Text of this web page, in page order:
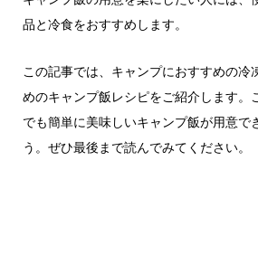
品と冷食をおすすめします。
この記事では、キャンプにおすすめの冷
めのキャンプ飯レシピをご紹介します。
でも簡単に美味しいキャンプ飯が用意で
う。ぜひ最後まで読んでみてください。